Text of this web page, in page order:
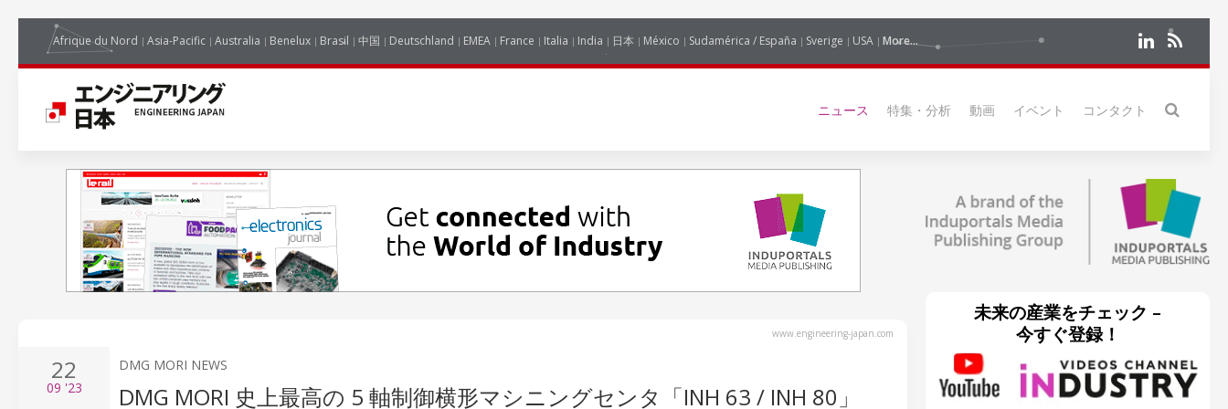
Afrique du Nord Asia-Pacific Australia Benelux Brasil 中国 Deutschland EMEA France Italia India 日本 México Sudamérica / España Sverige USA More...
ニュース 特集・分析 動画 イベント コンタクト
www.engineering-japan.com
22
09 '23
DMG MORI NEWS
DMG MORI 史上最高の 5 軸制御横形マシニングセンタ「INH 63 / INH 80」
未来の産業をチェック –
今すぐ登録！